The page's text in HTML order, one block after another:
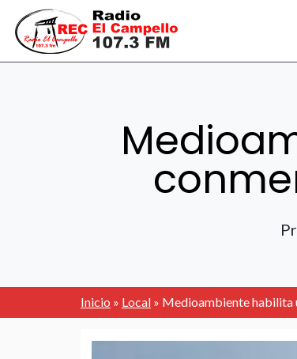
Inicio » Local » Medioambiente habilita